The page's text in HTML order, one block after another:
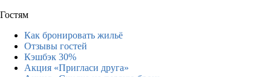
Гостям
Как бронировать жильё
Отзывы гостей
Кэшбэк 30%
Акция «Пригласи друга»